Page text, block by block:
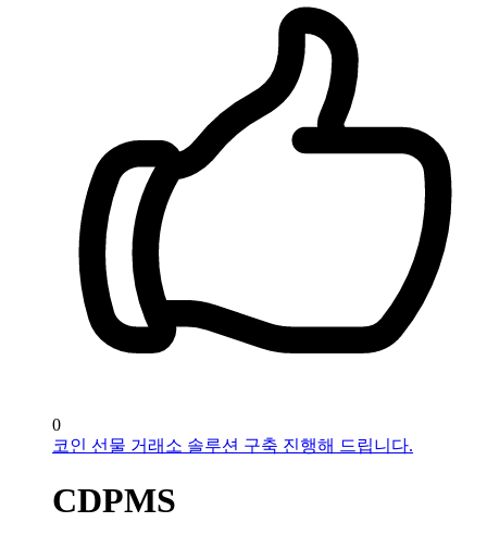
0
코인 선물 거래소 솔루션 구축 진행해 드립니다.
CDPMS